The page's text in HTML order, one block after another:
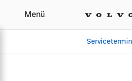
Ihr Volvo
Menü
Servicetermin
Menü
Servicetermin